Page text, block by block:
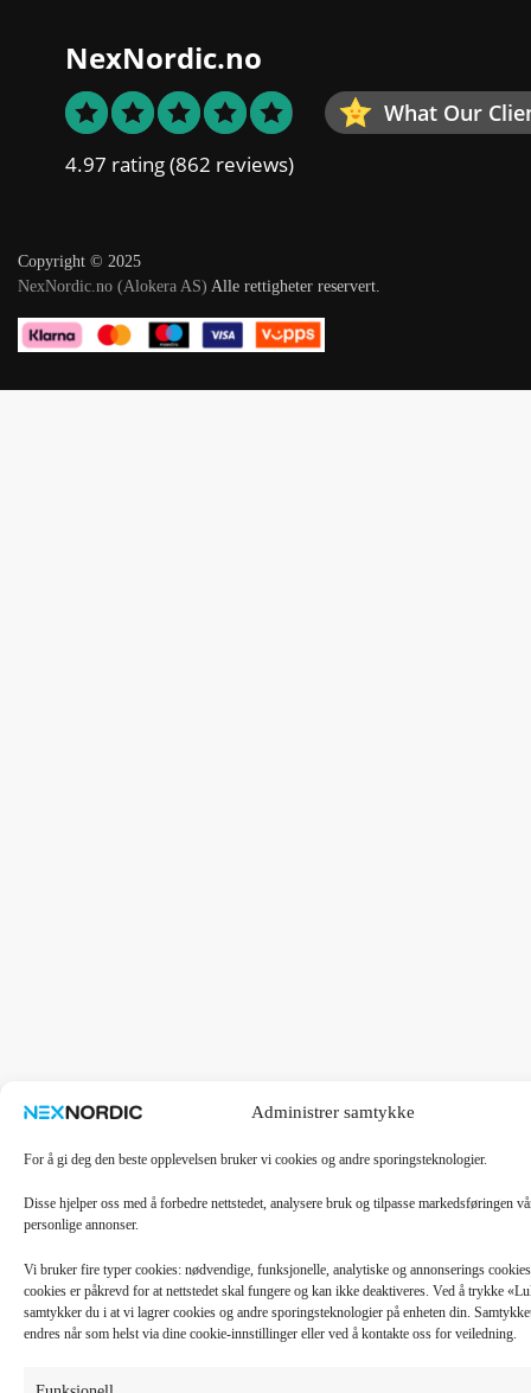
Administrer samtykke
For å gi deg den beste opplevelsen bruker vi cookies og andre sporingsteknologier.
Disse hjelper oss med å forbedre nettstedet, analysere bruk og tilpasse markedsføringen
personlige annonser.
Vi bruker fire typer cookies: nødvendige, funksjonelle, analytiske og annonserings
cookies er påkrevd for at nettstedet skal fungere og kan ikke deaktiveres. Ved å trykke
samtykker du i at vi lagrer cookies og andre sporingsteknologier på enheten din.
endres når som helst via dine cookie-innstillinger eller ved å kontakte oss for veiledning.
NexNordic.no
What Our
4.97 rating(862 reviews)
Copyright © 2025
NexNordic.no (Alokera AS) Alle rettigheter reservert.